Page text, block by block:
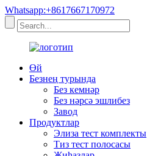
Whatsapp:+8617667170972
Өй
Безнең турында
Без кемнәр
Без нәрсә эшлибез
Завод
Продуктлар
Элиза тест комплекты
Тиз тест полосасы